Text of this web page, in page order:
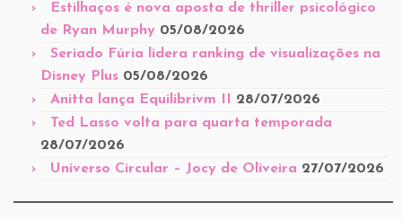
Estilhaços é nova aposta de thriller psicológico
de Ryan Murphy 05/08/2026
Seriado Fúria lidera ranking de visualizações na
Disney Plus 05/08/2026
Anitta lança Equilibrivm II 28/07/2026
Ted Lasso volta para quarta temporada
28/07/2026
Universo Circular – Jocy de Oliveira 27/07/2026